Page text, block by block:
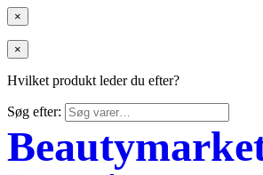
×
×
Hvilket produkt leder du efter?
Søg efter: